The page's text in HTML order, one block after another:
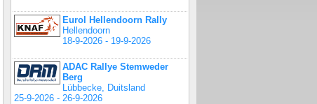
Eurol Hellendoorn Rally
Hellendoorn
18-9-2026 - 19-9-2026
ADAC Rallye Stemweder
Berg
Lübbecke, Duitsland
25-9-2026 - 26-9-2026